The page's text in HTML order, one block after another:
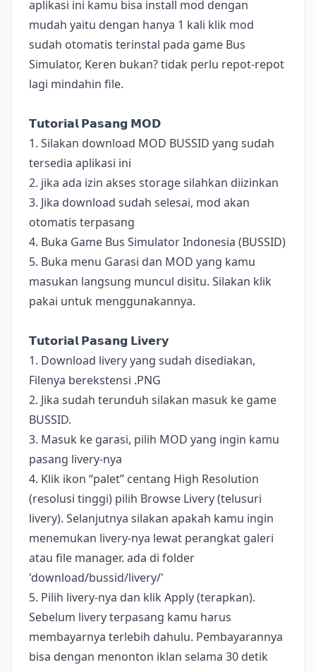
aplikasi ini kamu bisa install mod dengan
mudah yaitu dengan hanya 1 kali klik mod
sudah otomatis terinstal pada game Bus
Simulator, Keren bukan? tidak perlu repot-repot
lagi mindahin file.
𝗧𝘂𝘁𝗼𝗿𝗶𝗮𝗹 𝗣𝗮𝘀𝗮𝗻𝗴 𝗠𝗢𝗗
1. Silakan download MOD BUSSID yang sudah
tersedia aplikasi ini
2. jika ada izin akses storage silahkan diizinkan
3. Jika download sudah selesai, mod akan
otomatis terpasang
4. Buka Game Bus Simulator Indonesia (BUSSID)
5. Buka menu Garasi dan MOD yang kamu
masukan langsung muncul disitu. Silakan klik
pakai untuk menggunakannya.
𝗧𝘂𝘁𝗼𝗿𝗶𝗮𝗹 𝗣𝗮𝘀𝗮𝗻𝗴 𝗟𝗶𝘃𝗲𝗿𝘆
1. Download livery yang sudah disediakan,
Filenya berekstensi .PNG
2. Jika sudah terunduh silakan masuk ke game
BUSSID.
3. Masuk ke garasi, pilih MOD yang ingin kamu
pasang livery-nya
4. Klik ikon “palet” centang High Resolution
(resolusi tinggi) pilih Browse Livery (telusuri
livery). Selanjutnya silakan apakah kamu ingin
menemukan livery-nya lewat perangkat galeri
atau file manager. ada di folder
'download/bussid/livery/'
5. Pilih livery-nya dan klik Apply (terapkan).
Sebelum livery terpasang kamu harus
membayarnya terlebih dahulu. Pembayarannya
bisa dengan menonton iklan selama 30 detik